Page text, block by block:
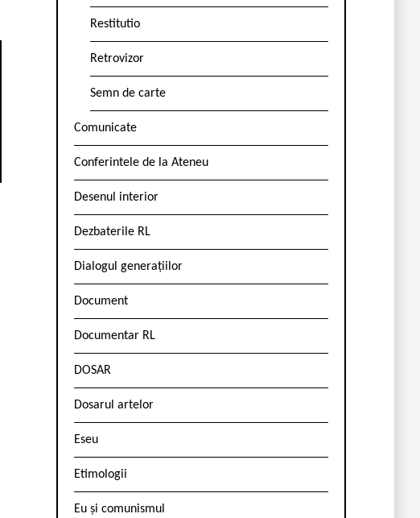
Restitutio
Retrovizor
Semn de carte
Comunicate
Conferintele de la Ateneu
Desenul interior
Dezbaterile RL
Dialogul generațiilor
Document
Documentar RL
DOSAR
Dosarul artelor
Eseu
Etimologii
Eu și comunismul